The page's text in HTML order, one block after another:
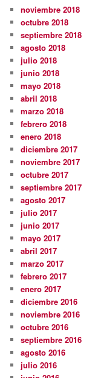
noviembre 2018
octubre 2018
septiembre 2018
agosto 2018
julio 2018
junio 2018
mayo 2018
abril 2018
marzo 2018
febrero 2018
enero 2018
diciembre 2017
noviembre 2017
octubre 2017
septiembre 2017
agosto 2017
julio 2017
junio 2017
mayo 2017
abril 2017
marzo 2017
febrero 2017
enero 2017
diciembre 2016
noviembre 2016
octubre 2016
septiembre 2016
agosto 2016
julio 2016